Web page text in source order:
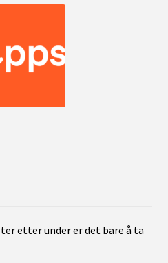
etter under er det bare å ta